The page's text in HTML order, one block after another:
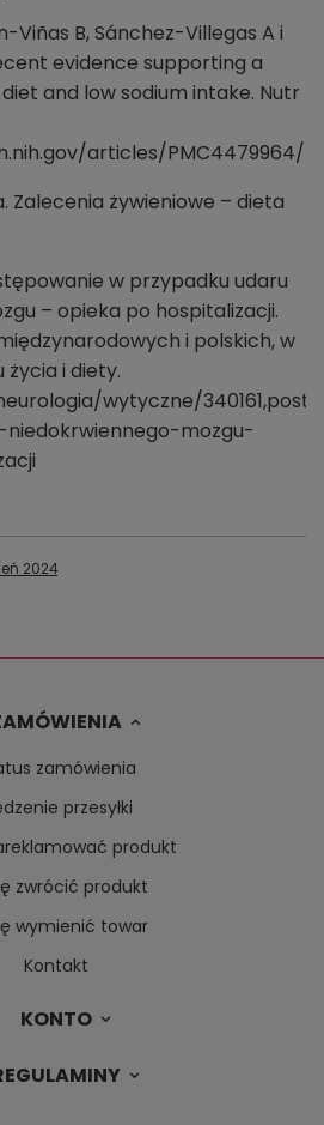
Viñas B, Sánchez-Villegas A i
evidence supporting a
and low sodium intake. Nutr
articles/PMC4479964/
Zalecenia żywieniowe – dieta
w przypadku udaru
– opieka po hospitalizacji.
i polskich, w
i diety.
wytyczne/
mozgu-
2024
zamówienia
przesyłki
produkt
zwrócić produkt
wymienić towar
Kontakt
KONTO